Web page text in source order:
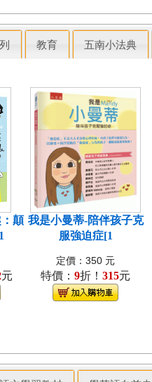
教育 五南小法典
顛
元
我是小曼蒂-陪伴孩子克
服強迫症[1
定價：350 元
特價： 9折！ 315元